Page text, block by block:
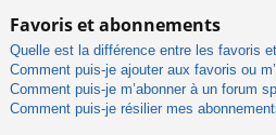
Favoris et abonnements
Quelle est la différence entre les favoris
Comment puis-je ajouter aux favoris ou
Comment puis-je m’abonner à un forum
Comment puis-je résilier mes